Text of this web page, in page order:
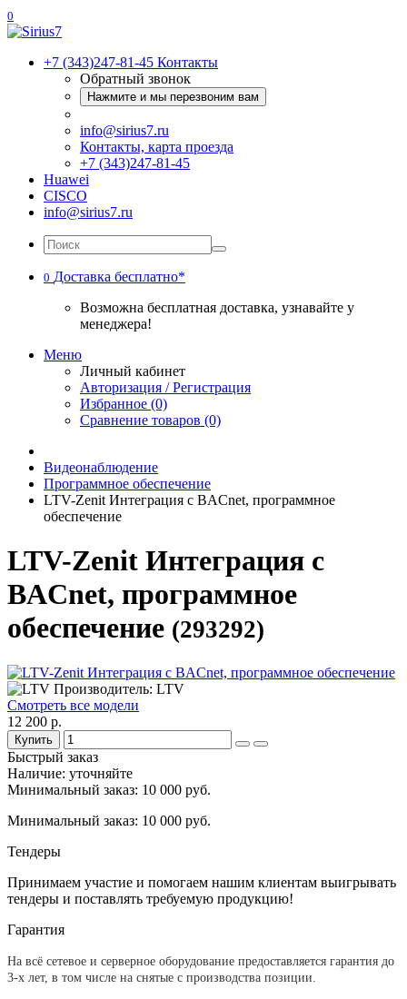
0
+7 (343)247-81-45 Контакты
Обратный звонок
Нажмите и мы перезвоним вам
info@sirius7.ru
Контакты, карта проезда
+7 (343)247-81-45
Huawei
CISCO
info@sirius7.ru
0 Доставка бесплатно*
Возможна бесплатная доставка, узнавайте у
менеджера!
Меню
Личный кабинет
Авторизация / Регистрация
Избранное (0)
Сравнение товаров (0)
Видеонаблюдение
Программное обеспечение
LTV-Zenit Интеграция с BACnet, программное
обеспечение
LTV-Zenit Интеграция с
BACnet, программное
обеспечение (293292)
Производитель: LTV
Смотреть все модели
12 200 р.
Купить
Быстрый заказ
Наличие: уточняйте
Минимальный заказ: 10 000 руб.
Минимальный заказ: 10 000 руб.
Тендеры
Принимаем участие и помогаем нашим клиентам выигрывать
тендеры и поставлять требуемую продукцию!
Гарантия
На всё сетевое и серверное оборудование предоставляется гарантия до
3-х лет, в том числе на снятые с производства позиции.